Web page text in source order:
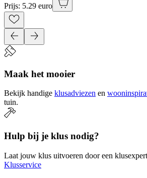
Prijs: 5.29 euro
Maak het mooier
Bekijk handige klusadviezen en
tuin.
Hulp bij je klus nodig?
Laat jouw klus uitvoeren door een
Klusservice